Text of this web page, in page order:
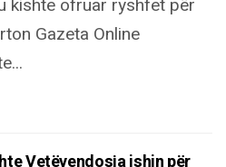
kishte ofruar ryshfet për
Gazeta Online
Vetëvendosja ishin për